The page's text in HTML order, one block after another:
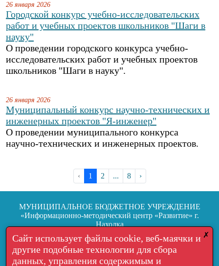
26 января 2026
Городской конкурс учебно-исследовательских
работ и учебных проектов школьников "Шаги в
науку"
О проведении городского конкурса учебно-
исследовательских работ и учебных проектов
школьников "Шаги в науку".
26 января 2026
Муниципальный конкурс научно-технических и
инженерных проектов "Я-инженер"
О проведении муниципального конкурса
научно-технических и инженерных проектов.
‹ 1 2 ... 8 ›
✗
Сайт использует файлы cookie, веб-маячки и
другие подобные технологии для сбора
данных, управления содержимым и
МУНИЦИПАЛЬНОЕ БЮДЖЕТНОЕ УЧРЕЖДЕНИЕ
«Информационно-методический центр «Развитие» г.
Находка
692904, г. Находка, ул.Школьная, 7
Тел.: +7 (4236) 64-05-06